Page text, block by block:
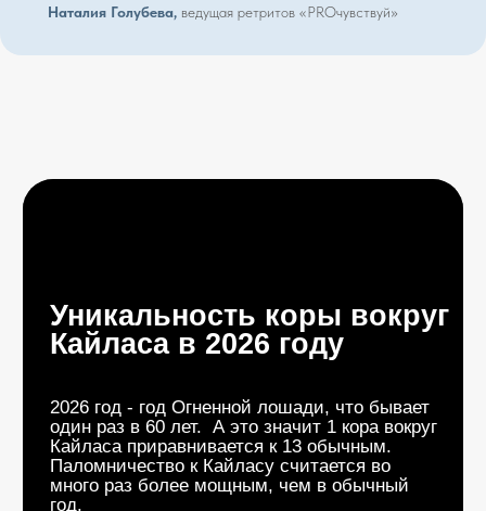
Наталия Голубева, ведущая ретритов «PROчувствуй»